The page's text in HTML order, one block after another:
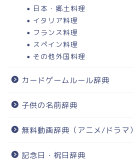
日本・郷土料理
イタリア料理
フランス料理
スペイン料理
その他外国料理
カードゲームルール辞典
子供の名前辞典
無料動画辞典（アニメ/ドラマ）
記念日・祝日辞典